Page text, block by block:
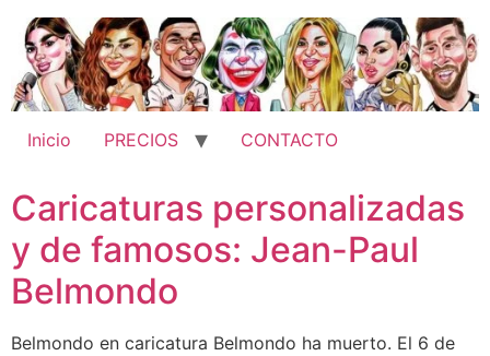
contenido
Inicio PRECIOS CONTACTO
Caricaturas personalizadas
y de famosos: Jean-Paul
Belmondo
Belmondo en caricatura Belmondo ha muerto. El 6 de